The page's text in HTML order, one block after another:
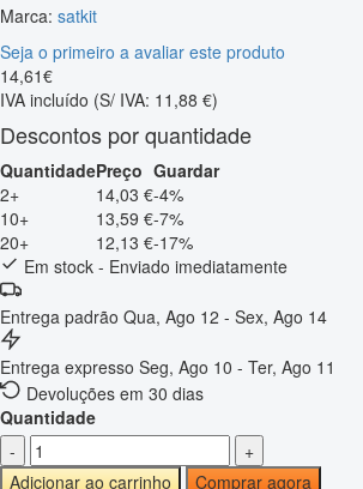
Marca: satkit
Seja o primeiro a avaliar este produto
14,61€
IVA incluído (S/ IVA: 11,88 €)
Descontos por quantidade
QuantidadePreço Guardar
2+
14,03 €-4%
10+
13,59 €-7%
20+
12,13 €-17%
Em stock - Enviado imediatamente
Entrega padrão Qua, Ago 12 - Sex, Ago 14
Entrega expresso Seg, Ago 10 - Ter, Ago 11
Devoluções em 30 dias
Quantidade
-
+
Adicionar ao carrinho
Comprar agora